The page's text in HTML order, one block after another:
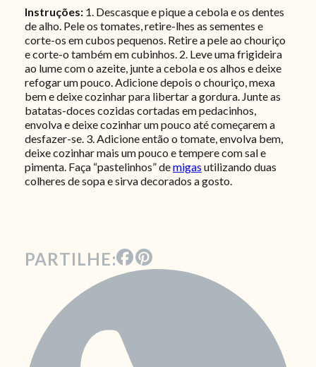
Instruções: 1. Descasque e pique a cebola e os dentes
de alho. Pele os tomates, retire-lhes as sementes e
corte-os em cubos pequenos. Retire a pele ao chouriço
e corte-o também em cubinhos. 2. Leve uma frigideira
ao lume com o azeite, junte a cebola e os alhos e deixe
refogar um pouco. Adicione depois o chouriço, mexa
bem e deixe cozinhar para libertar a gordura. Junte as
batatas-doces cozidas cortadas em pedacinhos,
envolva e deixe cozinhar um pouco até começarem a
desfazer-se. 3. Adicione então o tomate, envolva bem,
deixe cozinhar mais um pouco e tempere com sal e
pimenta. Faça “pastelinhos” demigas utilizando duas
colheres de sopa e sirva decorados a gosto.
PARTILHE: